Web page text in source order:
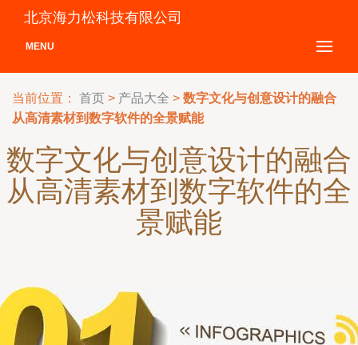
北京海力松科技有限公司
MENU
当前位置： 首页 > 产品大全 > 数字文化与创意设计的融合
从高清素材到数字软件的全景赋能
数字文化与创意设计的融合
从高清素材到数字软件的全
景赋能